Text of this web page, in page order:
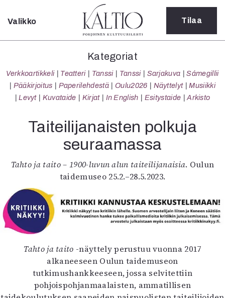
Sulje
Kategoriat
Verkkoartikkeli
Teatteri
Tanssi
Sarjakuva
Sámegillii
Pääkirjoitus
Oulu2026
Näyttelyt
Levyt
Kuvataide
Esitystaide
Arkisto
Lehdet
Valikko Tilaa
Kategoriat
Verkkoartikkeli Teatteri Tanssi Tanssi Sarjakuva
Sámegillii
Pääkirjoitus
Paperilehdestä Oulu2026 Näyttelyt
Musiikki
Levyt
Kuvataide Kirjat In English Esitystaide Arkisto
Taiteilijanaisten polkuja
seuraamassa
Tahto ja taito – 1900-luvun alun taiteilijanaisia. Oulun
taidemuseo 25.2.–28.5.2023.
Tahto ja taito -näyttely perustuu vuonna 2017
alkaneeseen Oulun taidemuseon
tutkimushankkeeseen, jossa selvitettiin
pohjoispohjanmaalaisten, ammatillisen